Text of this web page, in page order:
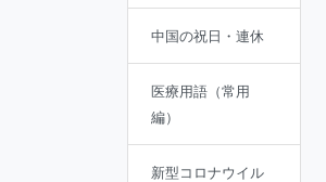
中国の祝日・連休
医療用語（常用
編）
新型コロナウイル